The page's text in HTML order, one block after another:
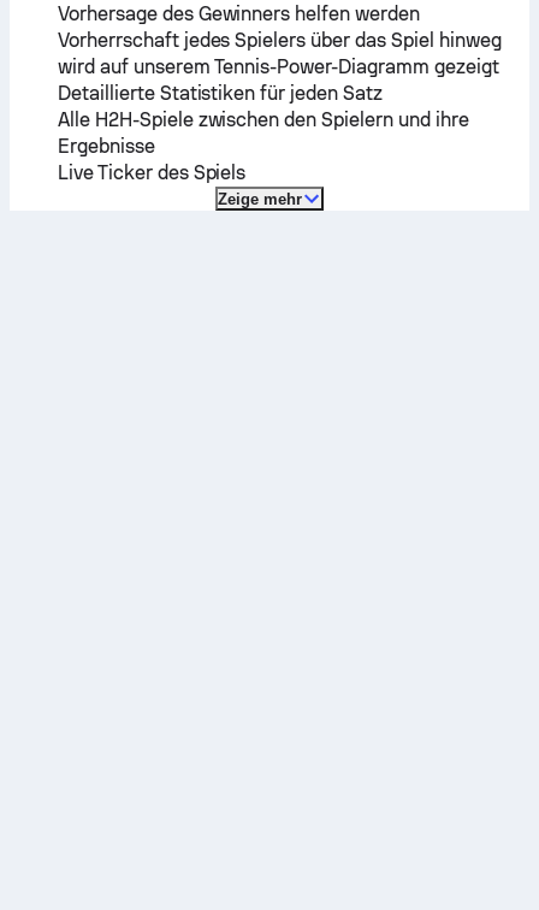
Vorhersage des Gewinners helfen werden
Vorherrschaft jedes Spielers über das Spiel hinweg
wird auf unserem Tennis-Power-Diagramm gezeigt
Detaillierte Statistiken für jeden Satz
Alle H2H-Spiele zwischen den Spielern und ihre
Ergebnisse
Live Ticker des Spiels
Zeige mehr